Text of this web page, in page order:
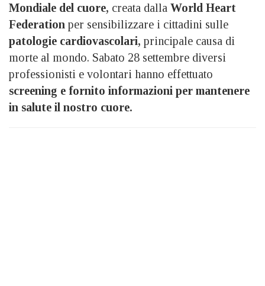
Mondiale del cuore, creata dalla World Heart
Federation per sensibilizzare i cittadini sulle
patologie cardiovascolari, principale causa di
morte al mondo. Sabato 28 settembre diversi
professionisti e volontari hanno effettuato
screening e fornito informazioni per mantenere
in salute il nostro cuore.